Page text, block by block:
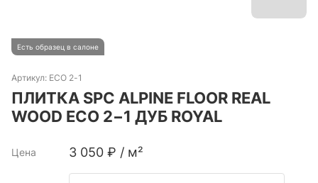
Есть образец в салоне
Артикул: ECO 2-1
ПЛИТКА SPC ALPINE FLOOR REAL
WOOD ECO 2−1 ДУБ ROYAL
Цена 3 050 ₽ / м²